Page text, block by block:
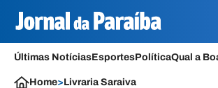
Últimas NotíciasEsportesPolíticaQual a
Home>Livraria Saraiva